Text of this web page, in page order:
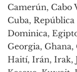
Camerún, Cabo
Cuba,
Dominica,
Georgia,
Haití, Irán, Irak,